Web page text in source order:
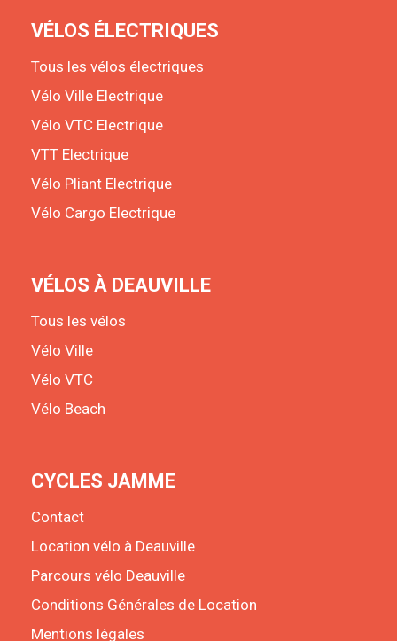
VÉLOS ÉLECTRIQUES
Tous les vélos électriques
Vélo Ville Electrique
Vélo VTC Electrique
VTT Electrique
Vélo Pliant Electrique
Vélo Cargo Electrique
VÉLOS À DEAUVILLE
Tous les vélos
Vélo Ville
Vélo VTC
Vélo Beach
CYCLES JAMME
Contact
Location vélo à Deauville
Parcours vélo Deauville
Conditions Générales de Location
Mentions légales